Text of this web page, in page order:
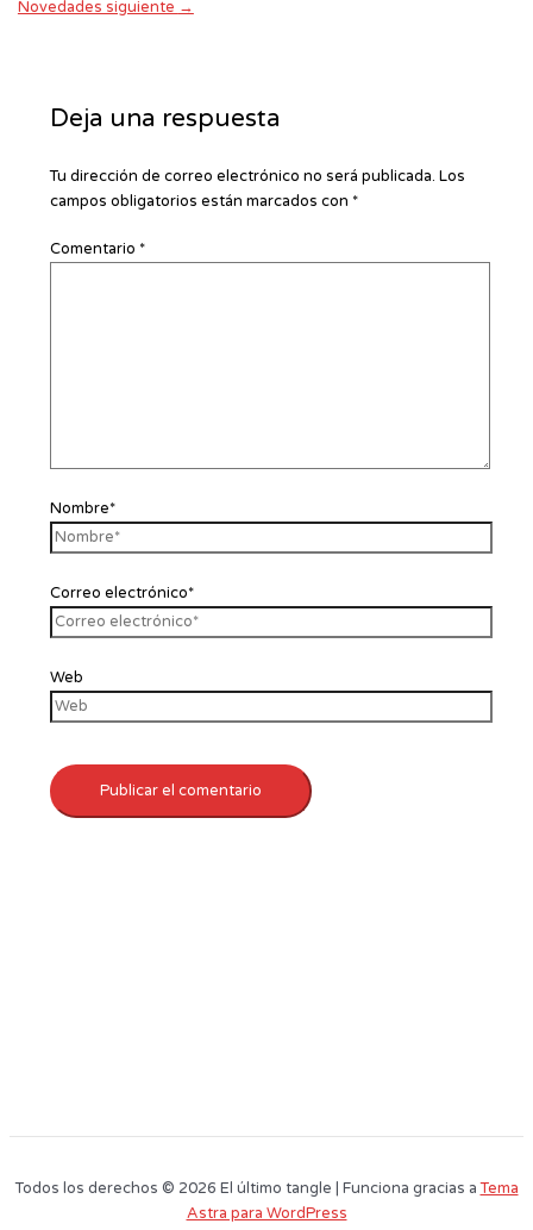
Novedades siguiente →
Deja una respuesta
Tu dirección de correo electrónico no será publicada. Los
campos obligatorios están marcados con *
Comentario *
Nombre*
Correo electrónico*
Web
Todos los derechos © 2026 El último tangle | Funciona gracias aTema
Astra para WordPress